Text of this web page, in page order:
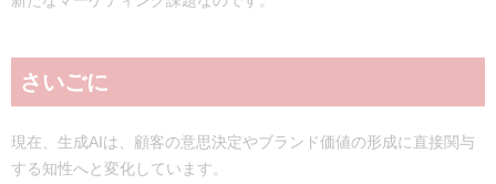
さいごに
現在、生成AIは、顧客の意思決定やブランド価値の形成に直接関与
する知性へと変化しています。